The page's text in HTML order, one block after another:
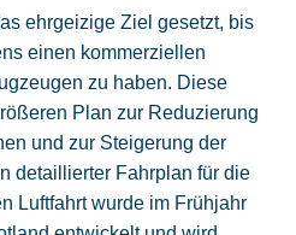
ehrgeizige Ziel gesetzt, bis
einen kommerziellen
zu haben. Diese
Plan zur Reduzierung
und zur Steigerung der
detaillierter Fahrplan für die
Luftfahrt wurde im Frühjahr